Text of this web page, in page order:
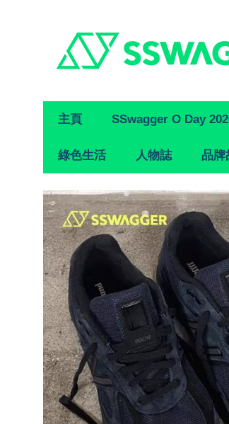
Primary
Navigation
主頁 SSwagger O Day
綠色生活 人物誌 品牌